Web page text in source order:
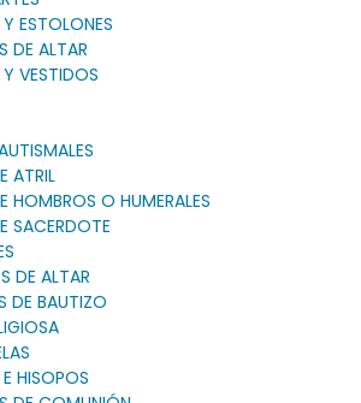
ESTOLONES
DE ALTAR
VESTIDOS
ATRIL
HOMBROS O HUMERALES
SACERDOTE
DE ALTAR
DE BAUTIZO
HISOPOS